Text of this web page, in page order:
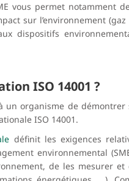
vous permet
sur l’environnement
dispositifs
ISO 14001 ?
un organisme de
ISO 14001.
définit les exigences
environnemental
de les mesurer